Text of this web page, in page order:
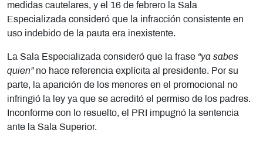
medidas cautelares, y el 16 de febrero la Sala
Especializada consideró que la infracción consistente en
uso indebido de la pauta era inexistente.
La Sala Especializada consideró que la frase “ya sabes
quien” no hace referencia explícita al presidente. Por su
parte, la aparición de los menores en el promocional no
infringió la ley ya que se acreditó el permiso de los padres.
Inconforme con lo resuelto, el PRI impugnó la sentencia
ante la Sala Superior.